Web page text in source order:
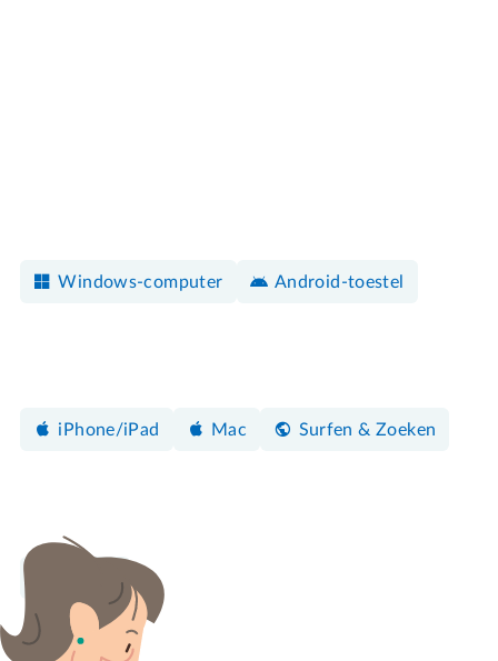
Windows-computer Android-toestel
iPhone/iPad Mac Surfen & Zoeken